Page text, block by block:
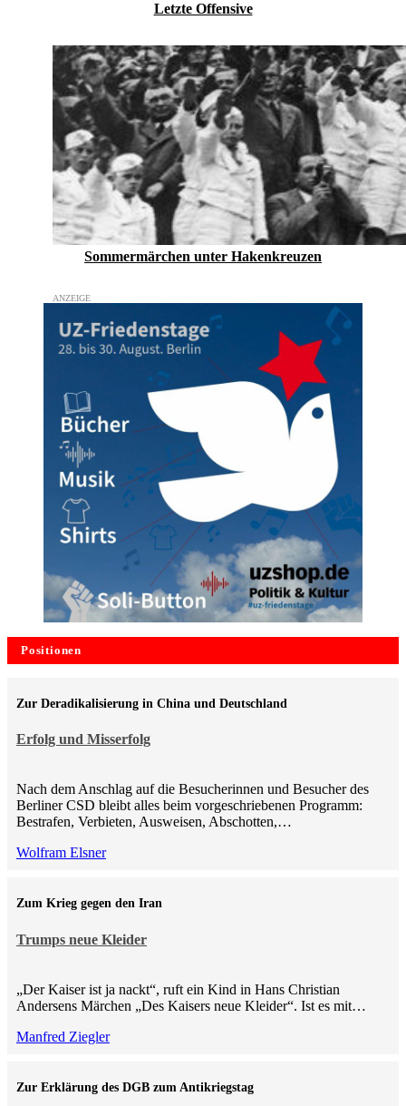
Letzte Offensive
Sommermärchen unter Hakenkreuzen
Positionen
Erfolg und Misserfolg
Zur Deradikalisierung in China und Deutschland
Nach dem Anschlag auf die Besucherinnen und Besucher des
Berliner CSD bleibt alles beim vorgeschriebenen Programm:
Bestrafen, Verbieten, Ausweisen, Abschotten,…
Wolfram Elsner
Trumps neue Kleider
Zum Krieg gegen den Iran
„Der Kaiser ist ja nackt“, ruft ein Kind in Hans Christian
Andersens Märchen „Des Kaisers neue Kleider“. Ist es mit…
Manfred Ziegler
Zur Erklärung des DGB zum Antikriegstag